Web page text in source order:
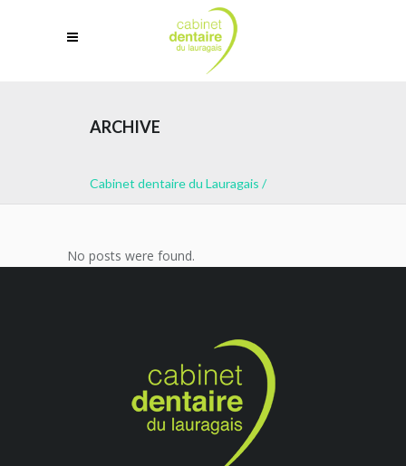
ARCHIVE
Cabinet dentaire du Lauragais /
No posts were found.